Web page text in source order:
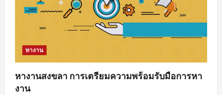
หางาน
หางานสงขลา การเตรียมความพร้อมรับมือการหา
งาน